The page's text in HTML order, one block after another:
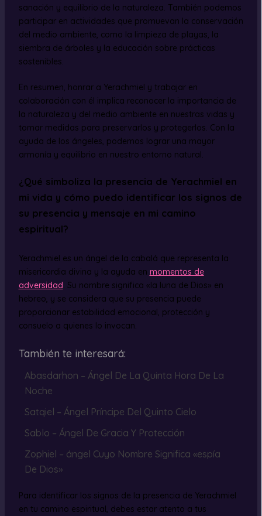
sanación y equilibrio de la naturaleza. También podemos
participar en actividades que promuevan la conservación
del medio ambiente, como la limpieza de playas, la
siembra de árboles y la educación sobre prácticas
sostenibles.
En resumen, honrar a Yerachmiel y trabajar en
colaboración con él implica reconocer la importancia de
la naturaleza y del medio ambiente en nuestras vidas y
tomar medidas para preservarlos y protegerlos. Con la
ayuda de los ángeles, podemos lograr una mayor
armonía y equilibrio en nuestro entorno natural.
¿Qué simboliza la presencia de Yerachmiel en
mi vida y cómo puedo identificar los signos de
su presencia y mensaje en mi camino
espiritual?
Yerachmiel es un ángel de la cabalá que representa la
misericordia divina y la ayuda en momentos de
adversidad . Su nombre significa «la luna de Dios» en
hebreo, y se considera que su presencia puede
proporcionar estabilidad emocional, protección y
consuelo a quienes lo invocan.
También te interesará:
Abasdarhon – Ángel De La Quinta Hora De La
Noche
Satqiel – Ángel Príncipe Del Quinto Cielo
Sablo – Ángel De Gracia Y Protección
Zophiel – ángel Cuyo Nombre Significa «espía
De Dios»
Para identificar los signos de la presencia de Yerachmiel
en tu camino espiritual, debes estar atento a tus